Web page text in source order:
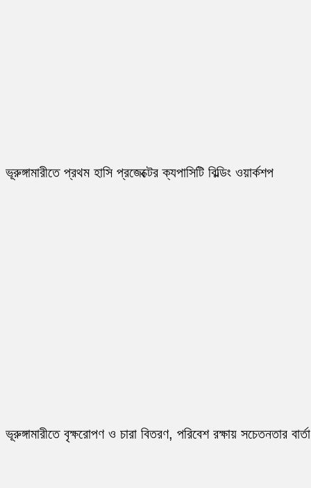
ভূরুঙ্গামারীতে প্রথম হাসি প্রজেক্টের ক্যপাসিটি বিল্ডিং ওয়ার্কশপ
ভূরুঙ্গামারীতে বৃক্ষরোপণ ও চারা বিতরণ, পরিবেশ রক্ষায় সচেতনতার বার্তা